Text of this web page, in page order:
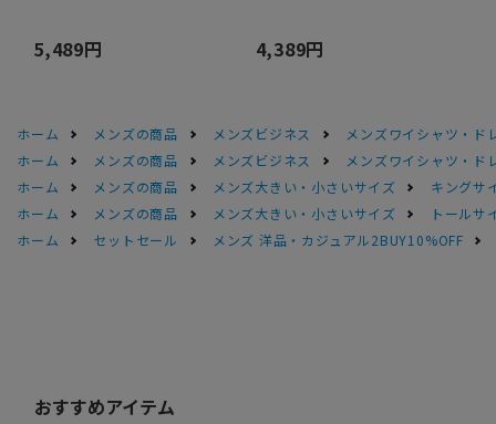
5,489円 4,389円
ホーム メンズの商品 メンズビジネス
メンズワイシャツ・ド
ホーム
メンズの商品 メンズビジネス
メンズワイシャツ・ド
ホーム
メンズの商品 メンズ大きい・小さいサイズ
キングサ
ホーム
メンズの商品 メンズ大きい・小さいサイズ
トールサ
ホーム
セットセール メンズ 洋品・カジュアル2BUY10%OFF